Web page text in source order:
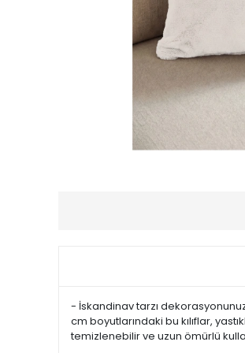
- İskandinav tarzı
cm boyutlarındaki bu kılıflar,
temizlenebilir ve uzun ömürlü